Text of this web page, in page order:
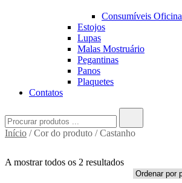
Consumíveis Oficina
Estojos
Lupas
Malas Mostruário
Pegantinas
Panos
Plaquetes
Contatos
for:
Início / Cor do produto / Castanho
A mostrar todos os 2 resultados